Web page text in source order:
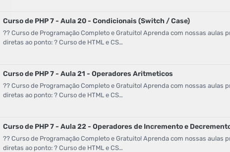
Curso de PHP 7 - Aula 20 - Condicionais (Switch / Case)
?? Curso de Programação Completo e Gratuito! Aprenda com nossas aulas
diretas ao ponto: ? Curso de HTML e CS…
Curso de PHP 7 - Aula 21 - Operadores Aritmeticos
?? Curso de Programação Completo e Gratuito! Aprenda com nossas aulas
diretas ao ponto: ? Curso de HTML e CS…
Curso de PHP 7 - Aula 22 - Operadores de Incremento e
?? Curso de Programação Completo e Gratuito! Aprenda com nossas aulas
diretas ao ponto: ? Curso de HTML e CS…